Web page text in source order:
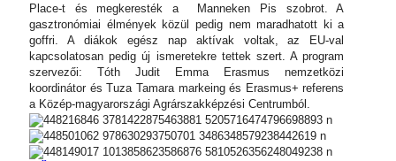
Place-t és megkeresték a Manneken Pis szobrot. A
gasztronómiai élmények közül pedig nem maradhatott ki a
goffri. A diákok egész nap aktívak voltak, az EU-val
kapcsolatosan pedig új ismeretekre tettek szert. A program
szervezői: Tóth Judit Emma Erasmus nemzetközi
koordinátor és Tuza Tamara markeing és Erasmus+ referens
a Közép-magyarországi Agrárszakképzési Centrumból.